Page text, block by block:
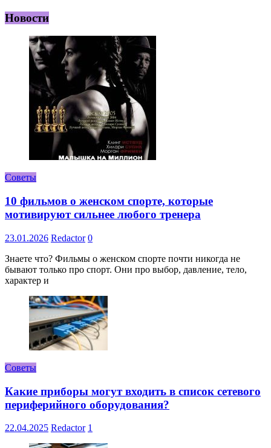
Новости
Советы
10 фильмов о женском спорте, которые
мотивируют сильнее любого тренера
23.01.2026 Redactor 0
Знаете что? Фильмы о женском спорте почти никогда не
бывают только про спорт. Они про выбор, давление, тело,
характер и
Советы
Какие приборы могут входить в список сетевого
периферийного оборудования?
22.04.2025 Redactor 1